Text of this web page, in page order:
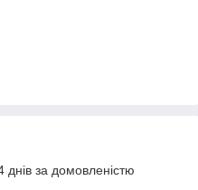
за домовленістю